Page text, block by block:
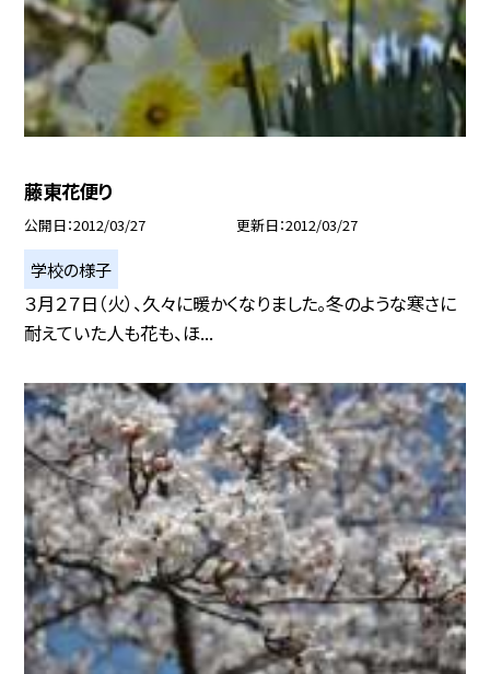
藤東花便り
公開日 2012/03/27 更新日 2012/03/27
学校の様子
３月２７日（火）、久々に暖かくなりました。冬のような寒さに
耐えていた人も花も、ほ...